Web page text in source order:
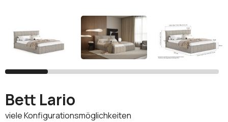
Google
Sie haben noch kein Konto?
Bett Lario
viele Konfigurationsmöglichkeiten